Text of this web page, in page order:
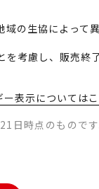
域の生協によって
を考慮し、販売終
表示については
日時点のものです